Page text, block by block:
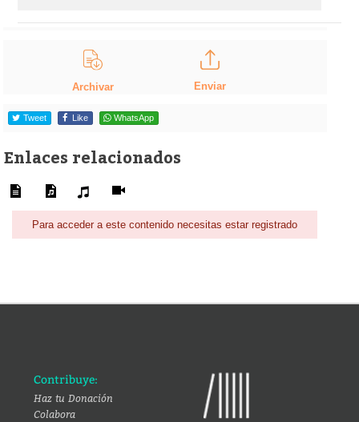
Archivar Enviar
Tweet Like WhatsApp
Enlaces relacionados
Para acceder a este contenido necesitas estar registrado
Contribuye:
Haz tu Donación
Colabora